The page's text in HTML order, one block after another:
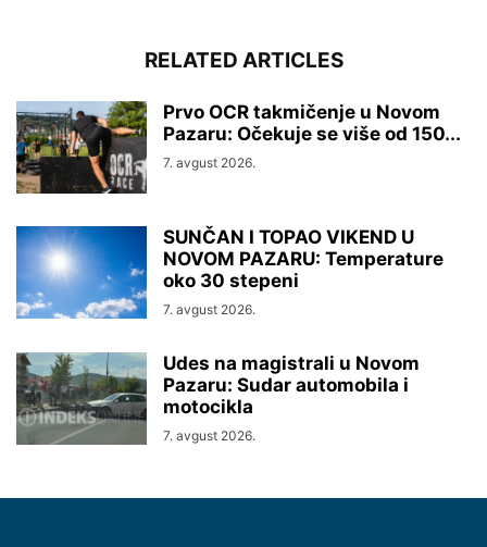
RELATED ARTICLES
Prvo OCR takmičenje u Novom
Pazaru: Očekuje se više od 150...
7. avgust 2026.
SUNČAN I TOPAO VIKEND U
NOVOM PAZARU: Temperature
oko 30 stepeni
7. avgust 2026.
Udes na magistrali u Novom
Pazaru: Sudar automobila i
motocikla
7. avgust 2026.